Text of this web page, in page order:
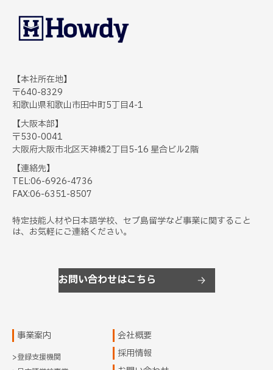
【本社所在地】
〒640-8329
和歌山県和歌山市田中町5丁目4-1
【大阪本部】
〒530-0041
大阪府大阪市北区天神橋2丁目5-16 星合ビル2階
【連絡先】
TEL:06-6926-4736
FAX:06-6351-8507
事業案内
>登録支援機関
会社概要
採用情報
特定技能人材や日本語学校、セブ島留学など事業に関すること
は、お気軽にご連絡ください。
お問い合わせはこちら